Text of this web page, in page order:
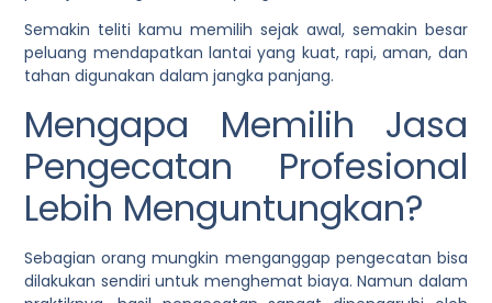
Semakin teliti kamu memilih sejak awal, semakin besar
peluang mendapatkan lantai yang kuat, rapi, aman, dan
tahan digunakan dalam jangka panjang.
Mengapa Memilih Jasa
Pengecatan Profesional
Lebih Menguntungkan?
Sebagian orang mungkin menganggap pengecatan bisa
dilakukan sendiri untuk menghemat biaya. Namun dalam